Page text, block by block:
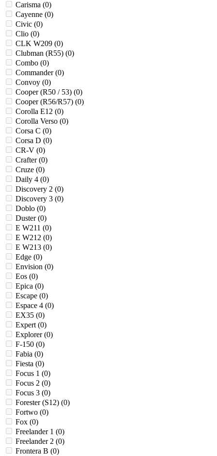
Carisma (0)
Cayenne (0)
Civic (0)
Clio (0)
CLK W209 (0)
Clubman (R55) (0)
Combo (0)
Commander (0)
Convoy (0)
Cooper (R50 / 53) (0)
Cooper (R56/R57) (0)
Corolla E12 (0)
Corolla Verso (0)
Corsa C (0)
Corsa D (0)
CR-V (0)
Crafter (0)
Cruze (0)
Daily 4 (0)
Discovery 2 (0)
Discovery 3 (0)
Doblo (0)
Duster (0)
E W211 (0)
E W212 (0)
E W213 (0)
Edge (0)
Envision (0)
Eos (0)
Epica (0)
Escape (0)
Espace 4 (0)
EX35 (0)
Expert (0)
Explorer (0)
F-150 (0)
Fabia (0)
Fiesta (0)
Focus 1 (0)
Focus 2 (0)
Focus 3 (0)
Forester (S12) (0)
Fortwo (0)
Fox (0)
Freelander 1 (0)
Freelander 2 (0)
Frontera B (0)